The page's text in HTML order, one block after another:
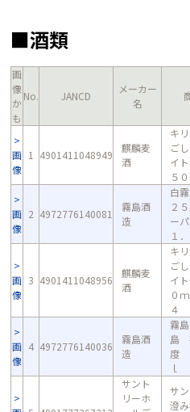
■酒類
画
像
か
も
No. JANCD
メーカー
名
画
像
1 4901411048949
麒麟麦
酒
キ
ご
イ
５
画
像
2 4972776140081
霧島酒
造
白
２
ー
１．
画
像
3 4901411048956
麒麟麦
酒
キ
ご
イ
０
４
画
像
4 4972776140036
霧島酒
造
霧
島
度
ｌ
サント
リーホ
サ
澄